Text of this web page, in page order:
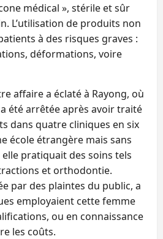
médical », stérile et sûr
L’utilisation de produits non
à des risques graves :
déformations, voire
affaire a éclaté à Rayong, où
été arrêtée après avoir traité
dans quatre cliniques en six
école étrangère mais sans
pratiquait des soins tels
et orthodontie.
par des plaintes du public, a
employaient cette femme
ou en connaissance
les coûts.